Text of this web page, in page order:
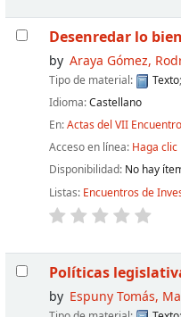
Desenredar lo
by Araya Gómez,
Tipo de material: Texto
Idioma:Castellano
En:Actas del VII
Acceso en línea: Haga
Disponibilidad: No hay
Listas: Encuentros de
Políticas
by Espuny Tomás,